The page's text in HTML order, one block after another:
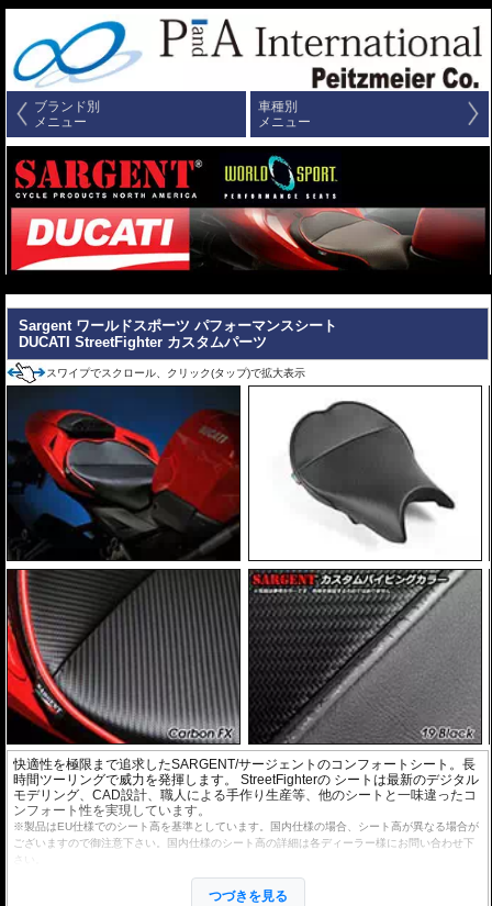
ブランド別
メニュー
車種別
メニュー
Sargent ワールドスポーツ パフォーマンスシート
DUCATI StreetFighter カスタムパーツ
スワイプでスクロール、クリック(タップ)で拡大表示
快適性を極限まで追求したSARGENT/サージェントのコンフォートシート。長
時間ツーリングで威力を発揮します。 StreetFighterの シートは最新のデジタル
モデリング、CAD設計、職人による手作り生産等、他のシートと一味違ったコ
ンフォート性を実現しています。
※製品はEU仕様でのシート高を基準としています。国内仕様の場合、シート高が異なる場合が
ございますので御注意下さい。国内仕様のシート高の詳細は各ディーラー様にお問い合わせ下
さい。
つづきを見る